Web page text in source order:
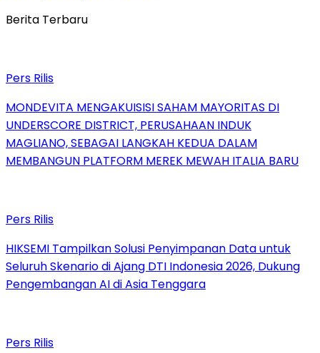
Berita Terbaru
Pers Rilis
MONDEVITA MENGAKUISISI SAHAM MAYORITAS DI
UNDERSCORE DISTRICT, PERUSAHAAN INDUK
MAGLIANO, SEBAGAI LANGKAH KEDUA DALAM
MEMBANGUN PLATFORM MEREK MEWAH ITALIA BARU
Pers Rilis
HIKSEMI Tampilkan Solusi Penyimpanan Data untuk
Seluruh Skenario di Ajang DTI Indonesia 2026, Dukung
Pengembangan AI di Asia Tenggara
Pers Rilis